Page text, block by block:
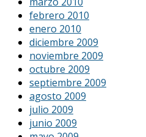
febrero 2010
enero 2010
diciembre 2009
noviembre 2009
octubre 2009
septiembre 2009
agosto 2009
julio 2009
junio 2009